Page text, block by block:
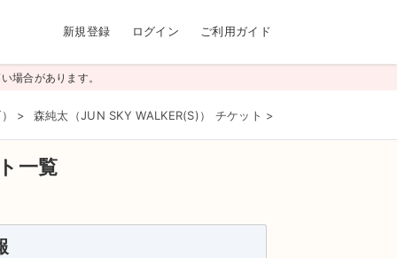
新規登録 ログイン ご利用ガイド
場合があります。
> 森純太（JUN SKY WALKER(S)） チケット >
一覧